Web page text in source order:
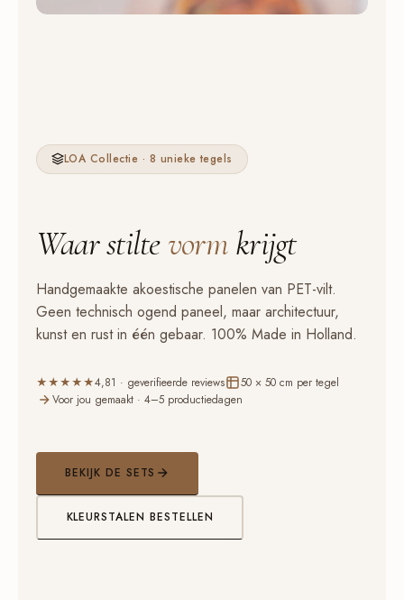
LOA Collectie · 8 unieke tegels
Waar stiltevormkrijgt
Handgemaakte akoestische panelen van PET-vilt.
Geen technisch ogend paneel, maar architectuur,
kunst en rust in één gebaar. 100% Made in Holland.
★★★★★4,81 · geverifieerde reviews
50 × 50 cm per tegel
Voor jou gemaakt · 4–5 productiedagen
BEKIJK DE SETS
KLEURSTALEN BESTELLEN